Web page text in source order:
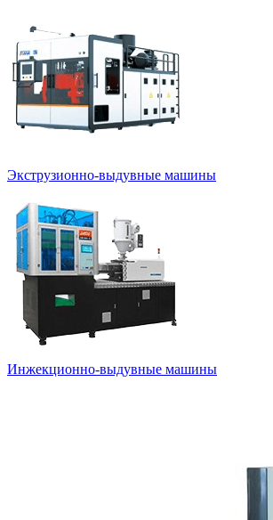
Экструзионно-выдувные машины
Инжекционно-выдувные машины